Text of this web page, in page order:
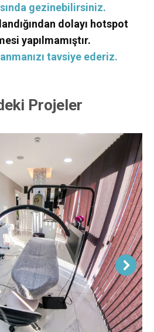
gezinebilirsiniz.
dolayı hotspot
yapılmamıştır.
tavsiye ederiz.
Projeler